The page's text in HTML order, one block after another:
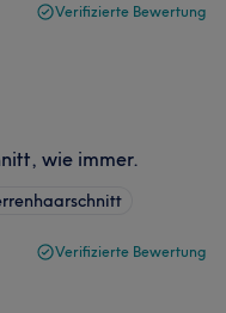
Verifizierte Bewertung
wie immer.
Verifizierte Bewertung